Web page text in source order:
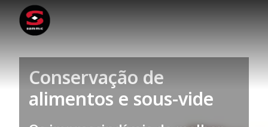
Conservação de
alimentos e sous-vide